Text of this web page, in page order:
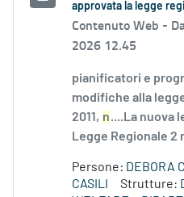
approvata la legge
Contenuto Web -
2026 12.45
pianificatori e
modifiche alla
2011, n....La nuova
Legge Regionale 2
Persone: DEBORA
CASILI
Strutture: